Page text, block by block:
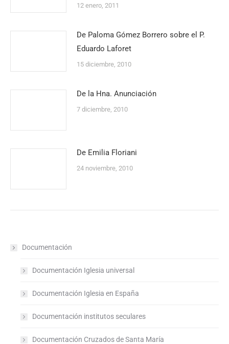
12 enero, 2011
De Paloma Gómez Borrero sobre el P.
Eduardo Laforet
15 diciembre, 2010
De la Hna. Anunciación
7 diciembre, 2010
De Emilia Floriani
24 noviembre, 2010
Documentación
Documentación Iglesia universal
Documentación Iglesia en España
Documentación institutos seculares
Documentación Cruzados de Santa María